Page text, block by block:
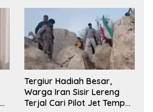
Tergiur Hadiah Besar,
Warga Iran Sisir Lereng
Terjal Cari Pilot Jet Tempur